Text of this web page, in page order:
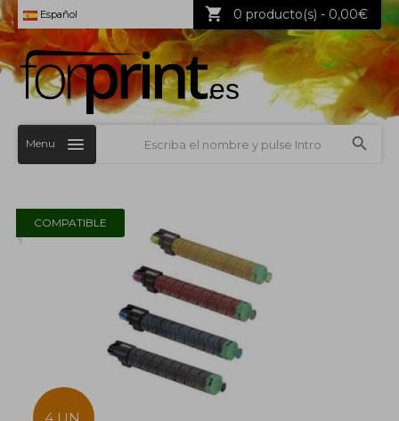
Español 0 producto(s) - 0,00€
Menu
COMPATIBLE